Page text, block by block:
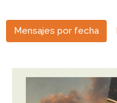
Mensajes por fecha